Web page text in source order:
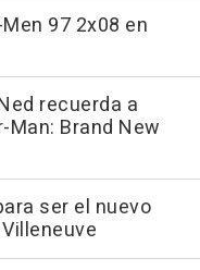
97 2x08 en
recuerda a
Brand New
ser el nuevo